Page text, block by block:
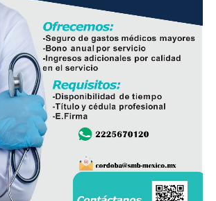
integrantes del Cabildo,
de Obras Públicas,
áreas de Bienestar Social y
así como vecinos que integran
municipal informó que este tipo de
del programa de mejoramiento
básica que se ejecuta durante el
con el objetivo de renovar redes de
rebasado su vida útil y atender una de
de la población.